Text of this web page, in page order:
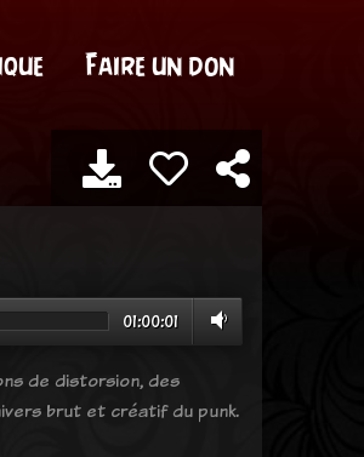
Faire un don
01:00:01
de distorsion, des
brut et créatif du punk.